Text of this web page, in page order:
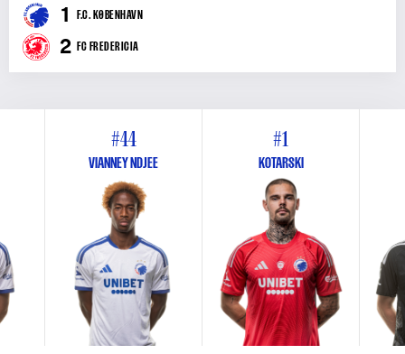
1 F.C. KØBENHAVN
2 FC FREDERICIA
#44
VIANNEY NDJEE
#1
KOTARSKI